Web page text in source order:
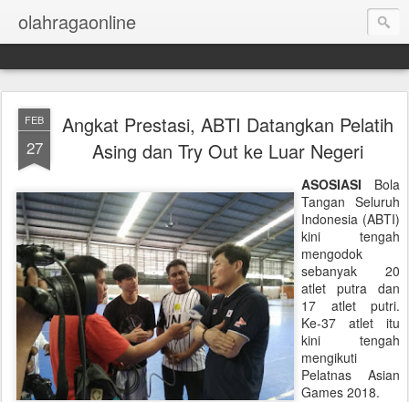
olahragaonline
FEB
27
Angkat Prestasi, ABTI Datangkan Pelatih
Asing dan Try Out ke Luar Negeri
ASOSIASI Bola
Tangan Seluruh
Indonesia (ABTI)
kini tengah
mengodok
sebanyak 20
atlet putra dan
17 atlet putri.
Ke-37 atlet itu
kini tengah
mengikuti
Pelatnas Asian
Games 2018.